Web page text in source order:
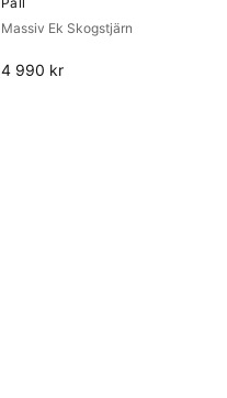
Massiv Ek Skogstjärn
4 990 kr